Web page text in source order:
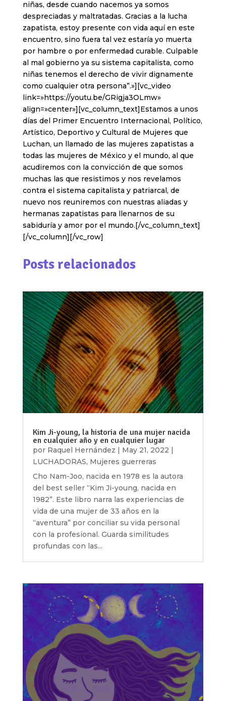
niñas, desde cuando nacemos ya somos
despreciadas y maltratadas. Gracias a la lucha
zapatista, estoy presente con vida aquí en este
encuentro, sino fuera tal vez estaría yo muerta
por hambre o por enfermedad curable. Culpable
al mal gobierno ya su sistema capitalista, como
niñas tenemos el derecho de vivir dignamente
como cualquier otra persona”.»][vc_video
link=»https://youtu.be/GRigja3OLmw»
align=»center»][vc_column_text]Estamos a unos
días del Primer Encuentro Internacional, Político,
Artístico, Deportivo y Cultural de Mujeres que
Luchan, un llamado de las mujeres zapatistas a
todas las mujeres de México y el mundo, al que
acudiremos con la convicción de que somos
muchas las que resistimos y nos revelamos
contra el sistema capitalista y patriarcal, de
nuevo nos reuniremos con nuestras aliadas y
hermanas zapatistas para llenarnos de su
sabiduría y amor por el mundo.[/vc_column_text]
[/vc_column][/vc_row]
Posts relacionados
Kim Ji-young, la historia de una mujer nacida
en cualquier año y en cualquier lugar
por Raquel Hernández May 21, 2022
LUCHADORAS, Mujeres guerreras
Cho Nam-Joo, nacida en 1978 es la autora
del best seller “Kim Ji-young, nacida en
1982”. Este libro narra las experiencias de
vida de una mujer de 33 años en la
“aventura” por conciliar su vida personal
con la profesional. Guarda similitudes
profundas con las...